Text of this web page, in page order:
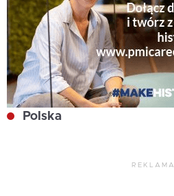
Polska
REKLAMA